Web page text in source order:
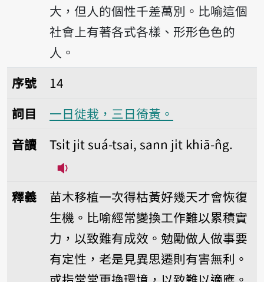
大，但人的個性千差萬別。比喻這個
社會上有著各式各樣、形形色色的
人。
序號14一日徙栽，三日徛黃。
序號
14
詞目
一日徙栽，三日徛黃。
音讀
Tsi̍t ji̍t suá-tsai, sann ji̍t khiā-n̂g.
釋義
苗木移植一次得枯黃好幾天才會恢復
生機。比喻經常變換工作難以累積實
力，以致難有成效。勉勵做人做事要
有定性，老是見異思遷則有害無利。